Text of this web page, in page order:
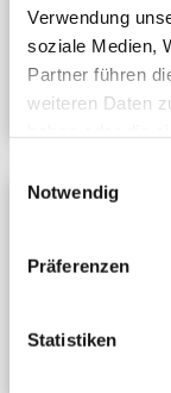
Verwendung
soziale Medien,
Partner führen
weiteren Daten
Notwendig
Präferenzen
Statistiken
Freiland-
Hausgurke
Mini-
früh und klein